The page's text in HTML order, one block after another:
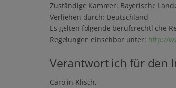
Zuständige Kammer: Bayerische
Verliehen durch: Deutschland
Es gelten folgende berufsrechtliche
Regelungen einsehbar unter: http://
Verantwortlich für den
Carolin Klisch,